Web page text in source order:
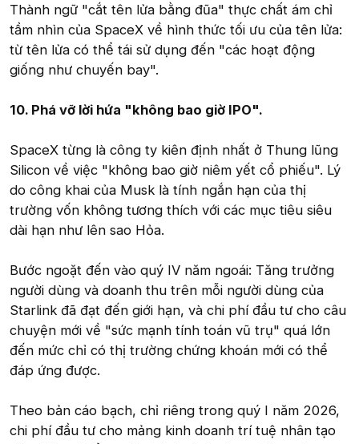
Thành ngữ "cắt tên lửa bằng đũa" thực chất ám chỉ
tầm nhìn của SpaceX về hình thức tối ưu của tên lửa:
từ tên lửa có thể tái sử dụng đến "các hoạt động
giống như chuyến bay".
10. Phá vỡ lời hứa "không bao giờ IPO".
SpaceX từng là công ty kiên định nhất ở Thung lũng
Silicon về việc "không bao giờ niêm yết cổ phiếu". Lý
do công khai của Musk là tính ngắn hạn của thị
trường vốn không tương thích với các mục tiêu siêu
dài hạn như lên sao Hỏa.
Bước ngoặt đến vào quý IV năm ngoái: Tăng trưởng
người dùng và doanh thu trên mỗi người dùng của
Starlink đã đạt đến giới hạn, và chi phí đầu tư cho câu
chuyện mới về "sức mạnh tính toán vũ trụ" quá lớn
đến mức chỉ có thị trường chứng khoán mới có thể
đáp ứng được.
Theo bản cáo bạch, chỉ riêng trong quý I năm 2026,
chi phí đầu tư cho mảng kinh doanh trí tuệ nhân tạo